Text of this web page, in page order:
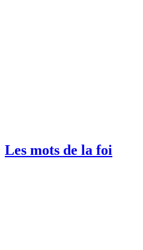
Les mots de la foi